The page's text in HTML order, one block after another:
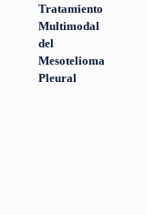
Tratamiento
Multimodal
del
Mesotelioma
Pleural